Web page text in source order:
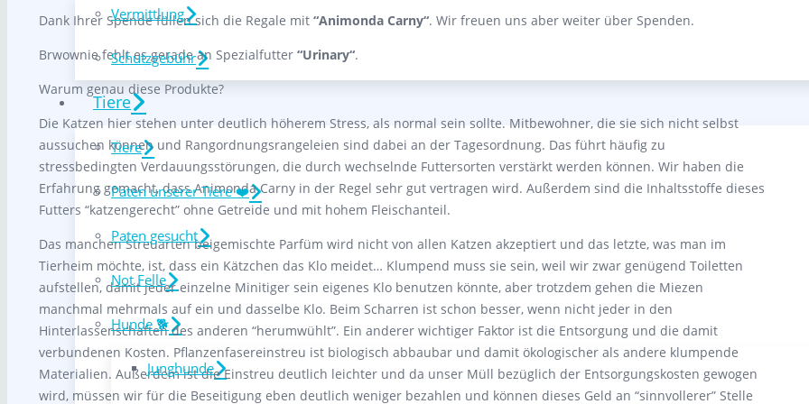
Vermittlung
Schutzgebühr
Tiere
Tiere
Paten unserer Tiere ❤️
Paten gesucht
Not Felle
Hunde 🐕
Junghunde
Dank Ihrer Spende füllen sich die Regale mit “Animonda Carny“. Wir freuen uns aber weiter über Spenden.
Brwownie fehlt es gerade an Spezialfutter “Urinary“.
Warum genau diese Produkte?
Die Katzen hier stehen unter deutlich höherem Stress, als normal sein sollte. Mitbewohner, die sie sich nicht selbst
aussuchen können und Rangordnungsrangeleien sind dabei an der Tagesordnung. Das führt häufig zu
stressbedingten Verdauungsstörungen, die durch wechselnde Futtersorten verstärkt werden können. Wir haben die
Erfahrung gemacht, dass Animonda Carny in der Regel sehr gut vertragen wird. Außerdem sind die Inhaltsstoffe dieses
Futters “katzengerecht” ohne Getreide und mit hohem Fleischanteil.
Das manchen Streuarten beigemischte Parfüm wird nicht von allen Katzen akzeptiert und das letzte, was man im
Tierheim möchte, ist, dass ein Kätzchen das Klo meidet… Klumpend muss sie sein, weil wir zwar genügend Toiletten
aufstellen, damit jeder einzelne Minitiger sein eigenes Klo benutzen könnte, aber trotzdem gehen die Miezen
manchmal mehrmals auf ein und dasselbe Klo. Beim Scharren ist schon besser, wenn nicht jeder in den
Hinterlassenschaften des anderen “herumwühlt”. Ein anderer wichtiger Faktor ist die Entsorgung und die damit
verbundenen Kosten. Pflanzenfasereinstreu ist biologisch abbaubar und damit ökologischer als andere klumpende
Materialien. Außerdem ist die Einstreu deutlich leichter und da unser Müll bezüglich der Entsorgungskosten gewogen
wird, müssen wir für die Beseitigung eben deutlich weniger bezahlen und können dieses Geld an “sinnvollerer” Stelle